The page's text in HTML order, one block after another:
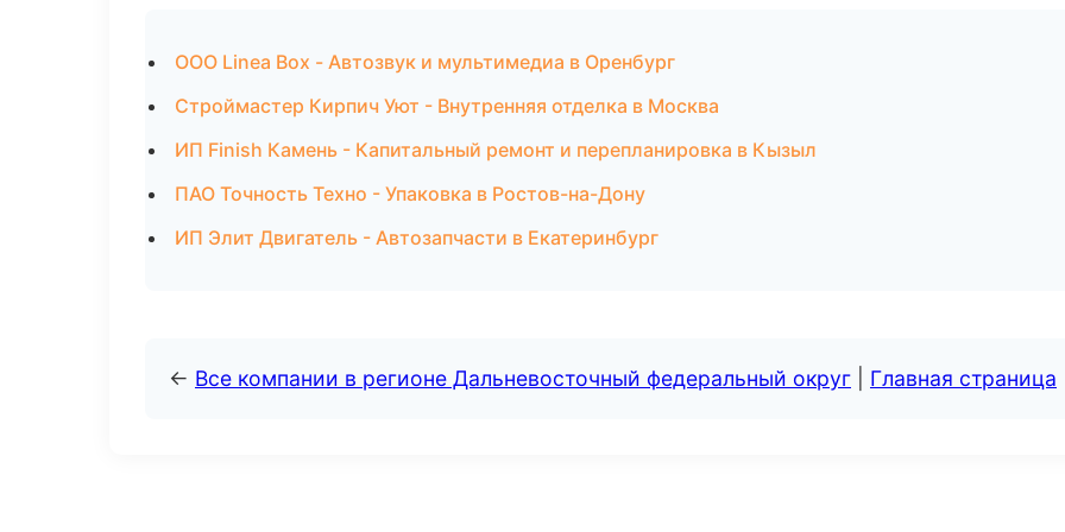
ООО Linea Box - Автозвук и мультимедиа в Оренбург
Строймастер Кирпич Уют - Внутренняя отделка в Москва
ИП Finish Камень - Капитальный ремонт и перепланировка в Кызыл
ПАО Точность Техно - Упаковка в Ростов-на-Дону
ИП Элит Двигатель - Автозапчасти в Екатеринбург
← Все компании в регионе Дальневосточный федеральный округ Главная страница